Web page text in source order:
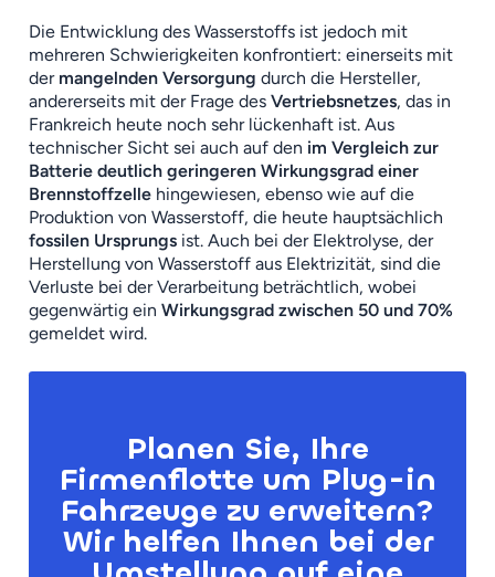
Die Entwicklung des Wasserstoffs ist jedoch mit
mehreren Schwierigkeiten konfrontiert: einerseits mit
der mangelnden Versorgung durch die Hersteller,
andererseits mit der Frage des Vertriebsnetzes, das in
Frankreich heute noch sehr lückenhaft ist. Aus
technischer Sicht sei auch auf den im Vergleich zur
Batterie deutlich geringeren Wirkungsgrad einer
Brennstoffzelle hingewiesen, ebenso wie auf die
Produktion von Wasserstoff, die heute hauptsächlich
fossilen Ursprungs ist. Auch bei der Elektrolyse, der
Herstellung von Wasserstoff aus Elektrizität, sind die
Verluste bei der Verarbeitung beträchtlich, wobei
gegenwärtig ein Wirkungsgrad zwischen 50 und 70%
gemeldet wird.
Planen Sie, Ihre
Firmenflotte um Plug-in
Fahrzeuge zu erweitern?
Wir helfen Ihnen bei der